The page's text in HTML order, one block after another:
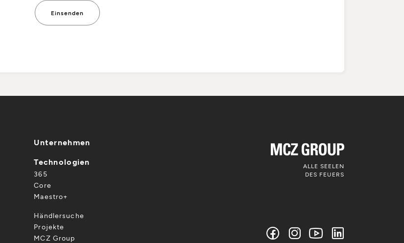
Unternehmen
Technologien
365
Core
Maestro+
Händlersuche
Projekte
MCZ Group
ALLE SEELEN
DES FEUERS